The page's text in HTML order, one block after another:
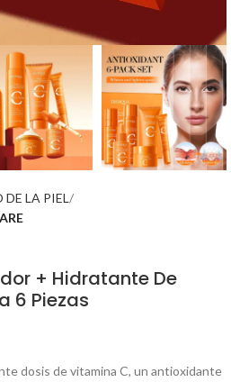
LA PIEL
+ Hidratante De
6 Piezas
dosis de vitamina C, un antioxidante